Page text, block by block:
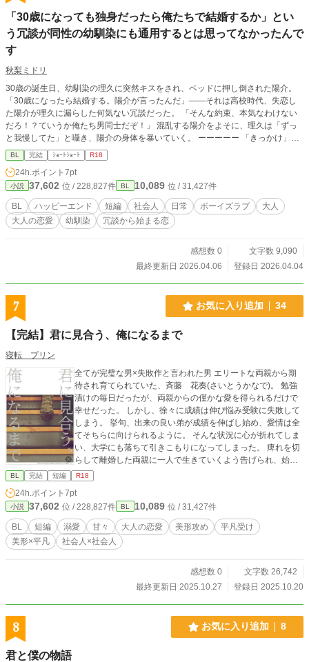
「30歳になっても独身だったら俺たちで結婚するか」とい
う冗談が同性の幼馴染にも通用するとは思ってなかったんで
す
秋梨ミドリ
30歳の誕生日、幼馴染の理久に突然キスをされ、ベッドに押し倒された陽介。
「30歳になったら結婚する。陽介が言ったんだ」――それは高校時代、失恋し
た陽介が理久に漏らした何気ない冗談だった。 「そんな約束、本気なわけない
だろ！？ていうか俺たち男同士だぞ！」 混乱する陽介をよそに、理久は「ずっ
と我慢してた」と囁き、陽介の身体を暴いていく。 ーーーーー 「きっかけ」を
テーマにSSに挑戦してみました。 Aパターンは両片想い、Bパターンは攻→受片
想い(受けは完全に冗談で言ってるのに、攻めとしては言質取った！の勢いで無
理矢理囲い込むやつ)で、2つ書いてます。 ※AとBの2人は全くの別カプで、タ
イトルが一緒なだけなのでただの短編として読めます。 （一番上のあらすじはB
面）
BL 完結 ｼｮｰﾄｼｮｰﾄ R18
24h.ポイント 7pt
小説 37,602 位 / 228,827件 BL 10,089 位 / 31,427件
BL ハッピーエンド 短編 社会人 日常 ボーイズラブ
大人
大人の恋愛
幼馴染 冗談から始まる恋
感想数 0
文字数 9,090
最終更新日 2026.04.06
登録日 2026.04.04
7 お気に入り追加 34
【完結】君に見合う、俺になるまで
寝転 プリン
全てが完璧な男×失敗作と言われた男 エリートな両親から期
待され育てられていた、斉藤 花奏(さいとうかなで)。 勉強
漬けの毎日だったが、両親からの僅かな愛を得られるだけで
幸せだった。 しかし、徐々に成績は伸び悩み受験に失敗して
しまう。 挙句、出来の良い弟が成績を伸ばし始め、愛情は全
てそちらに向けられるように。 そんな状況に心が折れてしま
い、大学にも落ちて引きこもりになってしまった。 痺れを切
らして離婚した両親に一人で生きていくよう告げられ、始め
たのはコンビニの夜間アルバイト。 そこに常連として来てい
たのが、西園寺 蓮(さいおんじ れん)という男。 その身な
りから想像も出来ないスイーツを買う彼に、花奏はこっそり
と癒されていた。 そんなある日、花奏は突然蓮に告白される
のだが…。 ※付きのエピソードは、ベッドシーンがありま
す。 別サイトにて公開していた作品を加筆修正した物になり
ます。 無断転載ではありませんので、ご安心ください！
BL 完結 短編 R18
24h.ポイント 7pt
小説 37,602 位 / 228,827件 BL 10,089 位 / 31,427件
BL 短編 溺愛 甘々 大人の恋愛 美形攻め
平凡受け
美形×平凡
社会人×社会人
感想数 0
文字数 26,742
最終更新日 2025.10.27
登録日 2025.10.20
8 お気に入り追加 8
君と僕の物語